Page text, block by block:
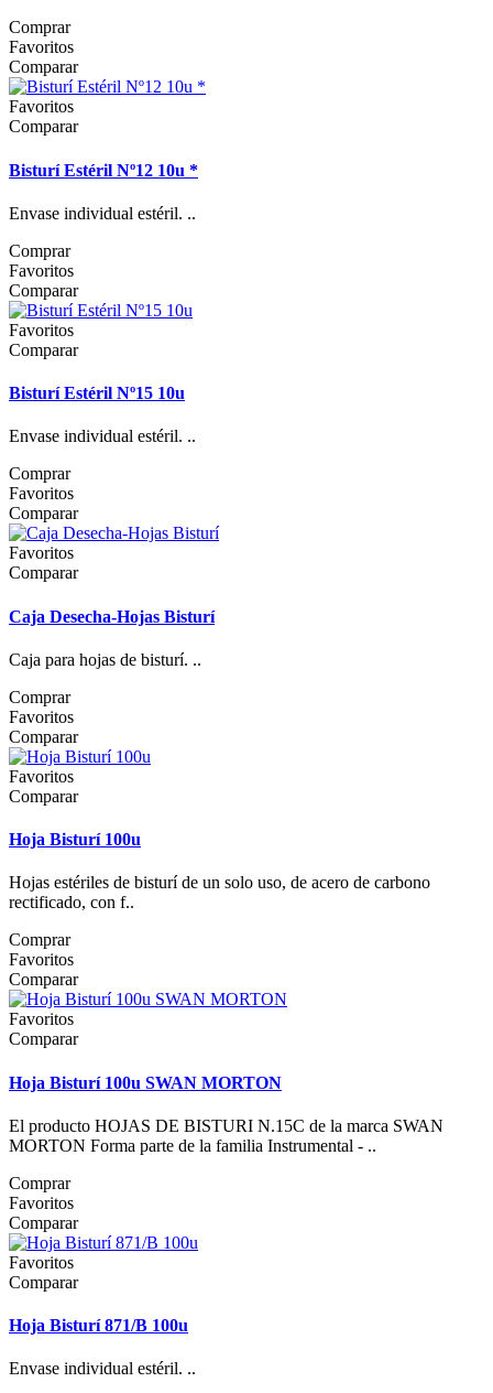
Comprar
Favoritos
Comparar
Favoritos
Comparar
Bisturí Estéril Nº12 10u *
Envase individual estéril. ..
Comprar
Favoritos
Comparar
Favoritos
Comparar
Bisturí Estéril Nº15 10u
Envase individual estéril. ..
Comprar
Favoritos
Comparar
Favoritos
Comparar
Caja Desecha-Hojas Bisturí
Caja para hojas de bisturí. ..
Comprar
Favoritos
Comparar
Favoritos
Comparar
Hoja Bisturí 100u
Hojas estériles de bisturí de un solo uso, de acero de carbono
rectificado, con f..
Comprar
Favoritos
Comparar
Favoritos
Comparar
Hoja Bisturí 100u SWAN MORTON
El producto HOJAS DE BISTURI N.15C de la marca SWAN
MORTON Forma parte de la familia Instrumental - ..
Comprar
Favoritos
Comparar
Favoritos
Comparar
Hoja Bisturí 871/B 100u
Envase individual estéril. ..